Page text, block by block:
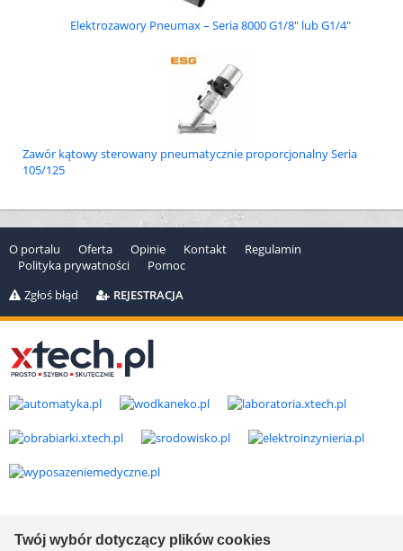
Twój wybór dotyczący plików cookies
Elektrozawory Pneumax – Seria 8000 G1/8″ lub G1/4″
Zawór kątowy sterowany pneumatycznie proporcjonalny Seria
105/125
O portalu Oferta Opinie Kontakt
Regulamin
Polityka prywatności
Pomoc
Zgłoś błąd
REJESTRACJA
Wszelkie prawa zastrzeżone. Ver. 1.78.0.8114